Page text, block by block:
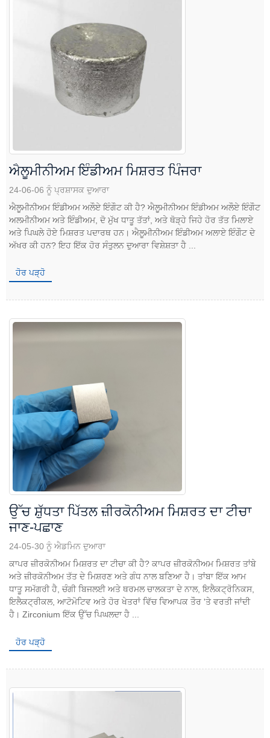
ਐਲੂਮੀਨੀਅਮ ਇੰਡੀਅਮ ਮਿਸ਼ਰਤ ਪਿੰਜਰਾ
24-06-06 ਨੂੰ ਪ੍ਰਸ਼ਾਸਕ ਦੁਆਰਾ
ਐਲੂਮੀਨੀਅਮ ਇੰਡੀਅਮ ਅਲੌਏ ਇੰਗੌਟ ਕੀ ਹੈ? ਐਲੂਮੀਨੀਅਮ ਇੰਡੀਅਮ ਅਲੌਏ ਇੰਗੌਟ
ਅਲਮੀਨੀਅਮ ਅਤੇ ਇੰਡੀਅਮ, ਦੋ ਮੁੱਖ ਧਾਤੂ ਤੱਤਾਂ, ਅਤੇ ਥੋੜ੍ਹੇ ਜਿਹੇ ਹੋਰ ਤੱਤ ਮਿਲਾਏ
ਅਤੇ ਪਿਘਲੇ ਹੋਏ ਮਿਸ਼ਰਤ ਪਦਾਰਥ ਹਨ। ਐਲੂਮੀਨੀਅਮ ਇੰਡੀਅਮ ਅਲਾਏ ਇੰਗੌਟ ਦੇ
ਅੱਖਰ ਕੀ ਹਨ? ਇਹ ਇੱਕ ਹੋਰ ਸੰਤੁਲਨ ਦੁਆਰਾ ਵਿਸ਼ੇਸ਼ਤਾ ਹੈ ...
ਹੋਰ ਪੜ੍ਹੋ
ਉੱਚ ਸ਼ੁੱਧਤਾ ਪਿੱਤਲ ਜ਼ੀਰਕੋਨੀਅਮ ਮਿਸ਼ਰਤ ਦਾ ਟੀਚਾ
ਜਾਣ-ਪਛਾਣ
24-05-30 ਨੂੰ ਐਡਮਿਨ ਦੁਆਰਾ
ਕਾਪਰ ਜ਼ੀਰਕੋਨੀਅਮ ਮਿਸ਼ਰਤ ਦਾ ਟੀਚਾ ਕੀ ਹੈ? ਕਾਪਰ ਜ਼ੀਰਕੋਨੀਅਮ ਮਿਸ਼ਰਤ ਤਾਂਬੇ
ਅਤੇ ਜ਼ੀਰਕੋਨੀਅਮ ਤੱਤ ਦੇ ਮਿਸ਼ਰਣ ਅਤੇ ਗੰਧ ਨਾਲ ਬਣਿਆ ਹੈ। ਤਾਂਬਾ ਇੱਕ ਆਮ
ਧਾਤੂ ਸਮੱਗਰੀ ਹੈ, ਚੰਗੀ ਬਿਜਲਈ ਅਤੇ ਥਰਮਲ ਚਾਲਕਤਾ ਦੇ ਨਾਲ, ਇਲੈਕਟ੍ਰੋਨਿਕਸ,
ਇਲੈਕਟ੍ਰੀਕਲ, ਆਟੋਮੋਟਿਵ ਅਤੇ ਹੋਰ ਖੇਤਰਾਂ ਵਿੱਚ ਵਿਆਪਕ ਤੌਰ 'ਤੇ ਵਰਤੀ ਜਾਂਦੀ
ਹੈ। Zirconium ਇੱਕ ਉੱਚ ਪਿਘਲਦਾ ਹੈ ...
ਹੋਰ ਪੜ੍ਹੋ